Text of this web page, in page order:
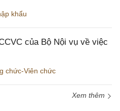
khẩu
của Bộ Nội vụ về việc
chức-Viên chức
Xem thêm